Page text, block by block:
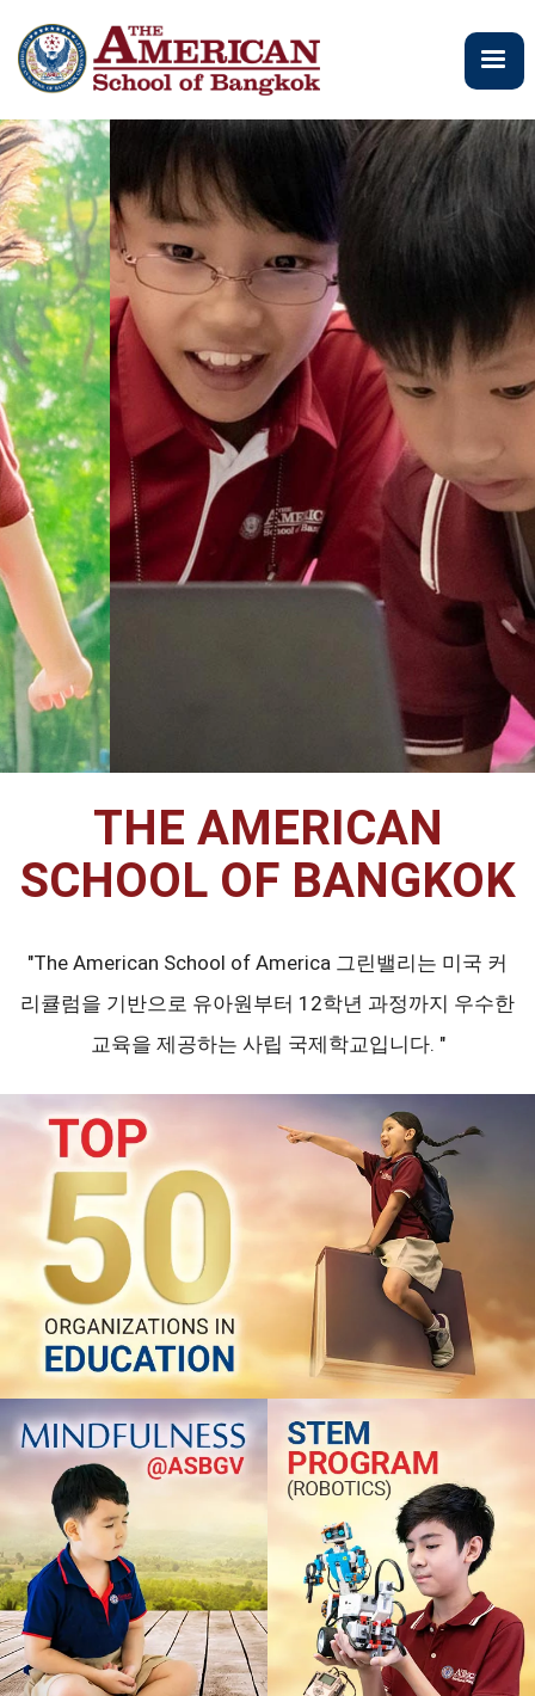
요
콘
츠
로
건
너
뛰
기
THE AMERICAN
SCHOOL OF BANGKOK
"The American School of America 그린밸리는 미국 커
리큘럼을 기반으로 유아원부터 12학년 과정까지 우수한
교육을 제공하는 사립 국제학교입니다. "